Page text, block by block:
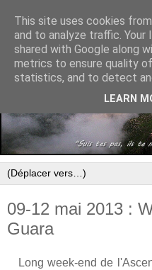
09-12 mai 2013 :
Guara
Long week-end de
This site uses cookies
and to analyze traffic. Your
shared with Google along
metrics to ensure quality
statistics, and to detect
LEARN